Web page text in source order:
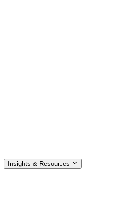
Insights & Resources